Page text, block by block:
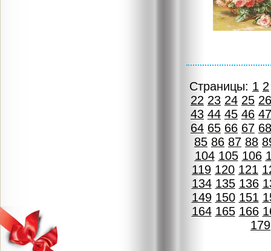
Страницы: 1 2
22 23 24 25 26
43 44 45 46 47
64 65 66 67 68
85 86 87 88
104 105 106
119 120 121
134 135 136
149 150 151
164 165 166
179